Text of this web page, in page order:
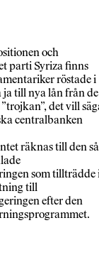
och
parti Syriza finns
röstade i
ja till nya lån från de
det vill
centralbanken
räknas till den så
som tillträdde
till
efter den